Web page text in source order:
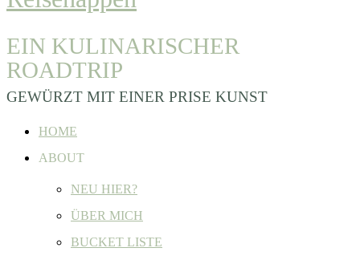
EIN KULINARISCHER
ROADTRIP
GEWÜRZT MIT EINER PRISE KUNST
HOME
ABOUT
NEU HIER?
ÜBER MICH
BUCKET LISTE